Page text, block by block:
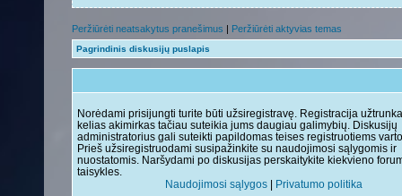
Peržiūrėti neatsakytus pranešimus | Peržiūrėti aktyvias temas
Pagrindinis diskusijų puslapis
Norėdami prisijungti turite būti užsiregistravę. Registracija
kelias akimirkas tačiau suteikia jums daugiau galimybių. Diskusijų
administratorius gali suteikti papildomas teises registruotiems
Prieš užsiregistruodami susipažinkite su naudojimosi sąlygomis ir
nuostatomis. Naršydami po diskusijas perskaitykite kiekvieno
taisykles.
Naudojimosi sąlygos | Privatumo politika